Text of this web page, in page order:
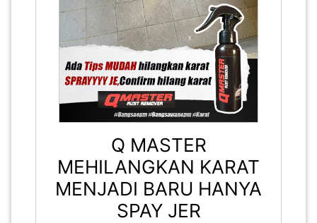
Q MASTER
MEHILANGKAN KARAT
MENJADI BARU HANYA
SPAY JER